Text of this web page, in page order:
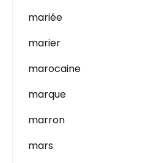
mariée
marier
marocaine
marque
marron
mars